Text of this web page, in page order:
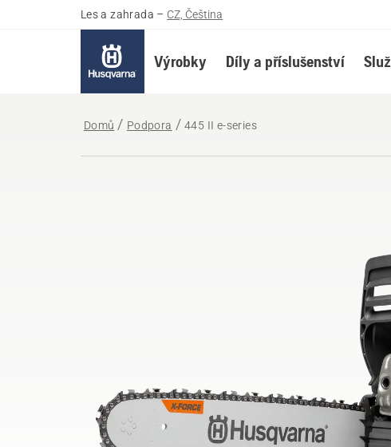
Les a zahrada – CZ, Čeština
Výrobky Díly a příslušenství
Domů Podpora 445 II e-series